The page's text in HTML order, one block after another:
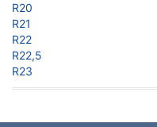
R20
R21
R22
R22,5
R23